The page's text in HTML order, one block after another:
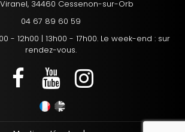
34460 Cessenon-sur-Orb
04 67 89 60 59
- 12h00 | 13h00 - 17h00. Le week-end : sur
rendez-vous.